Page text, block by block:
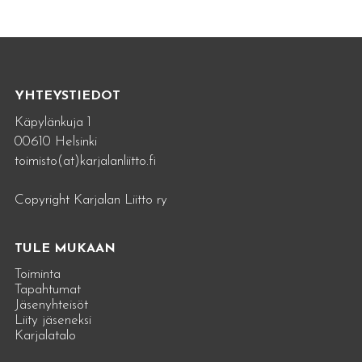
YHTEYSTIEDOT
Käpylänkuja 1
00610 Helsinki
toimisto(at)karjalanliitto.fi
Copyright Karjalan Liitto ry
TULE MUKAAN
Toiminta
Tapahtumat
Jäsenyhteisöt
Liity jäseneksi
Karjalatalo